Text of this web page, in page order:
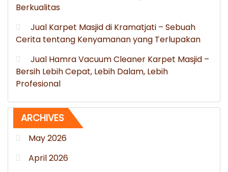
Berkualitas
Jual Karpet Masjid di Kramatjati – Sebuah
Cerita tentang Kenyamanan yang Terlupakan
Jual Hamra Vacuum Cleaner Karpet Masjid –
Bersih Lebih Cepat, Lebih Dalam, Lebih
Profesional
ARCHIVES
May 2026
April 2026